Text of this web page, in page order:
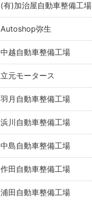
(有)加治屋自動車整備工場
Autoshop弥生
中越自動車整備工場
立元モータース
羽月自動車整備工場
浜川自動車整備工場
中島自動車整備工場
作田自動車整備工場
浦田自動車整備工場